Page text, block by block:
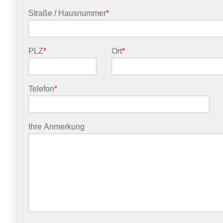
Straße / Hausnummer*
PLZ* Ort*
Telefon*
Ihre Anmerkung